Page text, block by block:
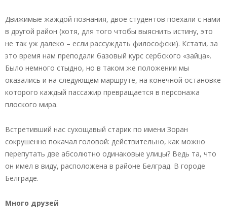
Движимые жаждой познания, двое студентов поехали с нами
в другой район (хотя, для того чтобы выяснить истину, это
не так уж далеко – если рассуждать философски). Кстати, за
это время нам преподали базовый курс сербского «зайца».
Было немного стыдно, но в таком же положении мы
оказались и на следующем маршруте, на конечной остановке
которого каждый пассажир превращается в персонажа
плоского мира.
Встретивший нас сухощавый старик по имени Зоран
сокрушенно покачал головой: действительно, как можно
перепутать две абсолютно одинаковые улицы? Ведь та, что
он имел в виду, расположена в районе Белград. В городе
Белграде.
Много друзей